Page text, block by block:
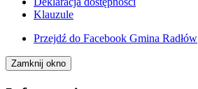
Klauzule
Przejdź do Facebook Gmina Radłów
Zamknij okno